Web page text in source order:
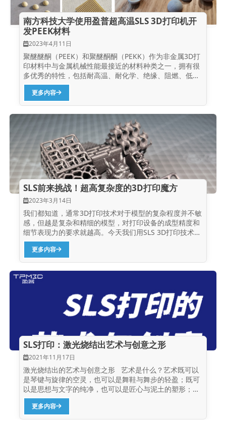
南方科技大学使用盈普超高温SLS 3D打印机开
发PEEK材料
2023年4月11日
聚醚醚酮（PEEK）和聚醚酮酮（PEKK）作为非金属3D打
印材料中与金属机械性能最接近的材料种类之一，拥有很
多优秀的特性，包括耐高温、耐化学、绝缘、阻燃、低摩
擦自润滑、生物相容性、可高温消杀灭菌等，这些优点使
它们成为汽车、军工、航空航天、医疗等高端应用领域的
热门材料。但是高性能聚合物的打印成型是最为困难的，
因为它们对成型温度的要求非常苛刻，这就需要打印装备
有高超的温度控制和相关打印参数控制能力，同时要具备
良好的稳定性。 SLS打印的PEEK颅骨修复模型（左）和
FDM打印的PEKK通风管道模型（右） 盈普作为国内领先
的工业级SLS激光烧结增材制造设备制造商，在这方面也
有深入研究，推出了国内首台成熟打印PEEK材料的SLS激
光烧结设备——S320HT，通过德国莱茵TÜV...
更多内容
SLS前来挑战！超高复杂度的3D打印魔方
2023年3月14日
我们都知道，通常3D打印技术对于模型的复杂程度并不敏
感，但越是复杂和精细的模型，对打印设备的成型精度和
细节表现力的要求就越高。今天我们用SLS 3D打印技术挑
战打印一个高难度的魔方。 这个魔方由27个不同的小块组
成，其中包括：核心块1个、对接块6个（表面纹理特
征）、边角块8个（镂空/晶格结构特征）、棱边块12个
（装配一体打印结构/精细结构特征），这27块分别打
印，然后组装在一起。 △魔方由27个不同特点的小块组成
这个魔方模型非常考验打印设备的整体打印精度和一致
性，因为27块小块在打印后要实现组装，并顺畅旋转，就
需要保证打印结果与设计预留间隙一致。除此之外，每种
类型的小块都有不同的结构特点，考察不同方面的打印能
且耐磨的表面，从而满足旋转顺畅和长期使用的要求；6
个对接块对打印强度和表面效果有同样要求的同时，也要
求体现出设备对小的凹凸纹理的打印能力。 △对接块还要
求设备能打印出表面的凹凸纹理 8个边角块则要求设备在
打印各种细小镂空和晶格结构时，激光扫描的精细度和控
制能力，以及在清粉时，小间隙是否能够清理彻底。 △边
角块由各种类型的镂空和晶格结构组成 12个棱边块主要
可以分为2类：装配结构的一体成型和精细结构的打印，
目的是分别体现装配结构和精细结构的打印效果，同时也
更多内容
SLS打印：激光烧结出艺术与创意之形
2021年11月17日
激光烧结出的艺术与创意之形 艺术是什么？艺术既可以
是琴键与旋律的空灵，也可以是舞鞋与舞步的轻盈；既可
以是思想与文字的纯净，也可以是匠心与泥土的塑形；既
可以是颜料与画布的呼应，也可以是光与影的晦明；既可
以是火与烟花的激情，也可以是激光与粉末的共鸣，所以
艺术就是…… 额，不好意思，放错图了...
更多内容